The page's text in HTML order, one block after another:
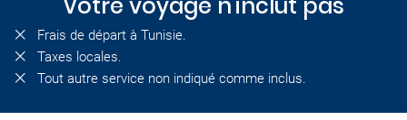
Frais de départ à Tunisie.
Taxes locales.
Tout autre service non indiqué comme inclus.